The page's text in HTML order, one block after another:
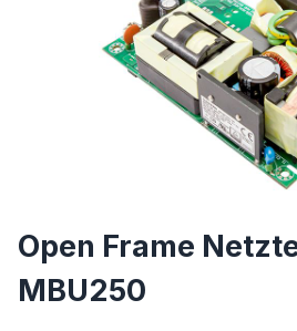
Open Frame
MBU250